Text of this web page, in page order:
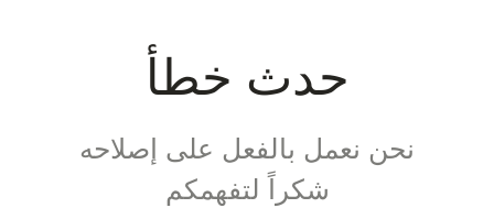
حدث خطأ
نحن نعمل بالفعل على إصلاحه
شكراً لتفهمكم